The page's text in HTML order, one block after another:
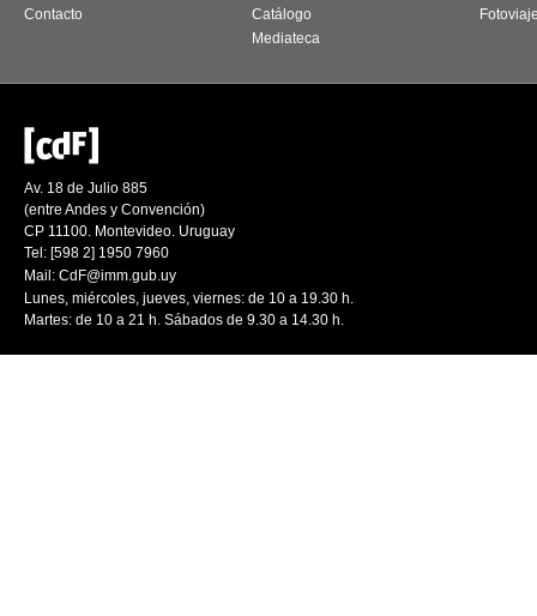
Contacto
Catálogo
Mediateca
Av. 18 de Julio 885
(entre Andes y Convención)
CP 11100. Montevideo. Uruguay
Tel: [598 2] 1950 7960
Mail: CdF@imm.gub.uy
Lunes, miércoles, jueves, viernes: de 10 a 19.30 h.
Martes: de 10 a 21 h. Sábados de 9.30 a 14.30 h.